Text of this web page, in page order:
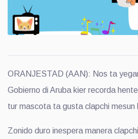
ORANJESTAD (AAN): Nos ta
Gobierno di Aruba kier recorda
tur mascota ta gusta clapchi mesun
Zonido duro inespera manera